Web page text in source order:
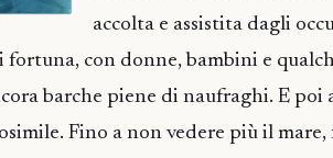
accolta e assistita dagli
fortuna, con donne, bambini e
barche piene di naufraghi. E poi
Fino a non vedere più il mare,